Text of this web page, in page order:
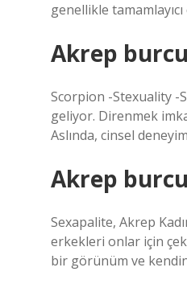
genellikle
Akrep
Scorpion -Stexuality -
geliyor. Direnmek
Aslında, cinsel
Akrep burcu
Sexapalite, Akrep
erkekleri onlar için
bir görünüm ve